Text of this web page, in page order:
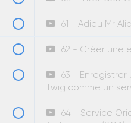
61 - Adieu Mr
62 - Créer une
63 -
Twig comme un
64 - Service